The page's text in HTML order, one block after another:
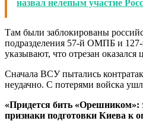
назвал нелепым участие
Там были заблокированы
подразделения 57-й ОМПБ и
указывают, что отрезан оказался
Сначала ВСУ пытались
неудачно. С потерями войска
«Придется бить «Орешником»:
признаки подготовки Киева к